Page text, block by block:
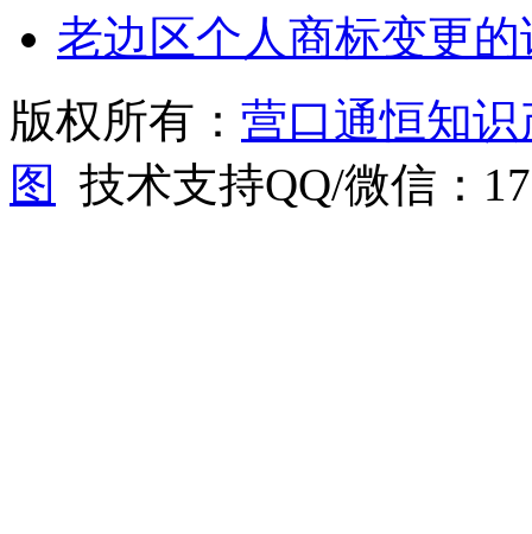
老边区个人商标变更
版权所有： 营口通恒知
图
技术支持QQ/微信：